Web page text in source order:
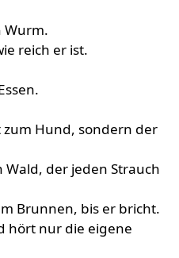
Wurm.
reich er ist.
Hund, sondern der
der jeden Strauch
Brunnen, bis er bricht.
hört nur die eigene